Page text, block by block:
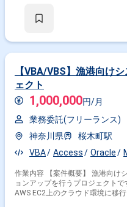
【VBA/VBS】漁港向け
ェクト
1,000,000円/月
業務委託(フリーランス)
神奈川県
桜木町駅
VBA
Access Oracle
作業内容 【案件概要】 漁港向けシステムのクラウド移行とAccessバージ
ョンアップを行うプロジェクトです。 既存システムのデータベ
AWS EC2上のクラウド環境に移